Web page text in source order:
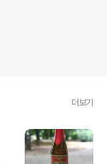
더보기